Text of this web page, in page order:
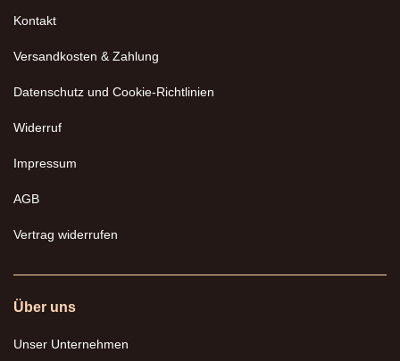
Kontakt
Versandkosten & Zahlung
Datenschutz und Cookie-Richtlinien
Widerruf
Impressum
AGB
Vertrag widerrufen
Über uns
Unser Unternehmen